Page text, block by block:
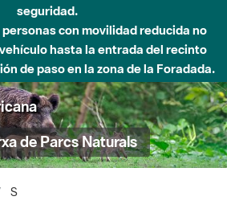
seguridad.
con movilidad reducida no
hasta la entrada del recinto
de paso en la zona de la Foradada.
de Parcs Naturals
S